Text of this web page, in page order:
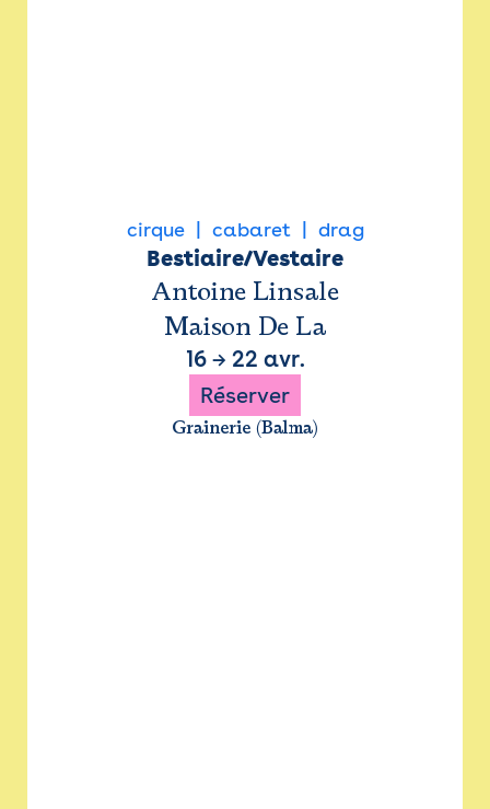
cirque cabaret drag
Bestiaire/Vestaire
Antoine Linsale
Maison De La
16→ 22 avr.
Réserver
Grainerie (Balma)